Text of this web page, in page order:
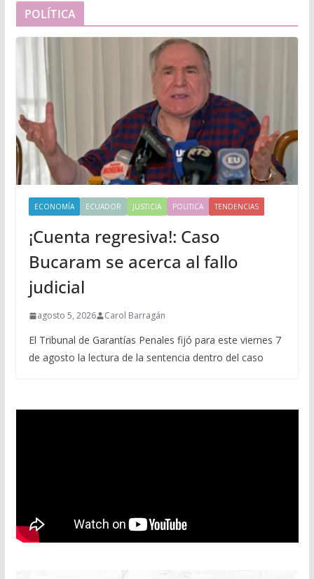
POLÍTICA
ECONOMÍA ECUADOR JUSTICIA POLITICA TENDENCIAS
¡Cuenta regresiva!: Caso
Bucaram se acerca al fallo
judicial
agosto 5, 2026 Carol Barragán
El Tribunal de Garantías Penales fijó para este viernes 7
de agosto la lectura de la sentencia dentro del caso